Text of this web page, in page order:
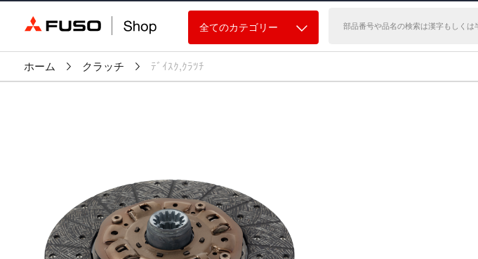
全てのカテゴリー
ホーム クラッチ ﾃﾞｲｽｸ,ｸﾗﾂﾁ